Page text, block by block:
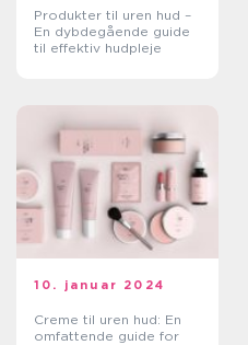
Produkter til uren hud –
En dybdegående guide
til effektiv hudpleje
10. januar 2024
Creme til uren hud: En
omfattende guide for